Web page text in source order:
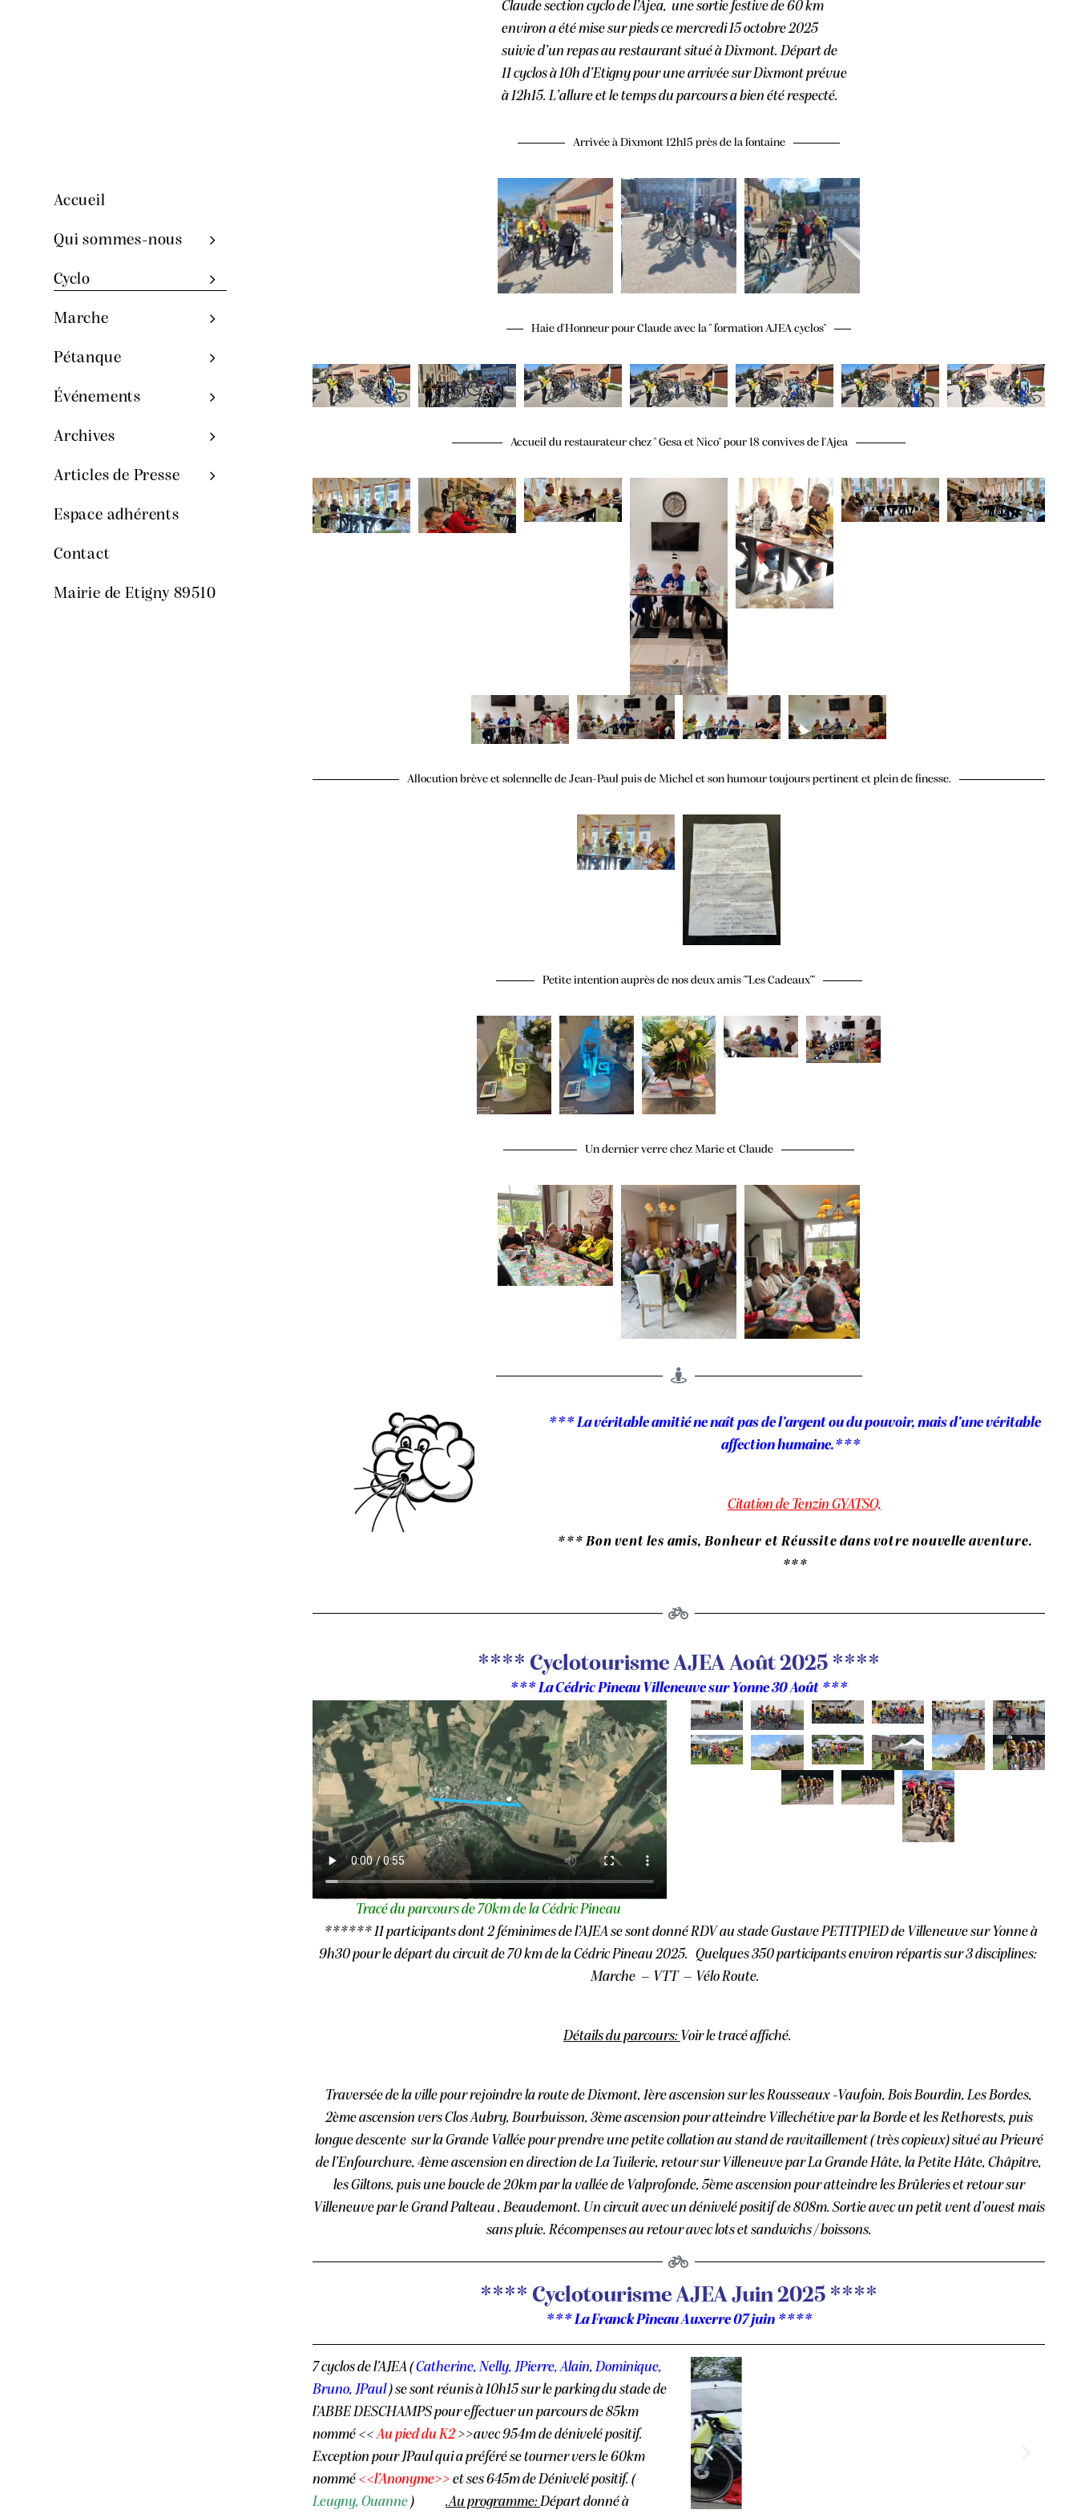
Accueil
Qui sommes-nous
Cyclo
Marche
Pétanque
Événements
Archives
Articles de Presse
Espace adhérents
Contact
Mairie de Etigny 89510
Claude section cyclo de l’Ajea, une sortie festive de 60 km
environ a été mise sur pieds ce mercredi 15 octobre 2025
suivie d’un repas au restaurant situé à Dixmont. Départ de
11 cyclos à 10h d’Etigny pour une arrivée sur Dixmont prévue
à 12h15. L’allure et le temps du parcours a bien été respecté.
Arrivée à Dixmont 12h15 près de la fontaine
Haie d'Honneur pour Claude avec la " formation AJEA cyclos"
Accueil du restaurateur chez " Gesa et Nico" pour 18 convives de l'Ajea
Allocution brève et solennelle de Jean-Paul puis de Michel et son humour toujours pertinent et plein de finesse.
Petite intention auprès de nos deux amis ""Les Cadeaux""
Un dernier verre chez Marie et Claude
*** La véritable amitié ne naît pas de l’argent ou du pouvoir, mais d’une véritable
affection humaine.***
Citation de Tenzin GYATSO,
*** Bon vent les amis, Bonheur et Réussite dans votre nouvelle aventure.
***
**** Cyclotourisme AJEA Août 2025 ****
*** La Cédric Pineau Villeneuve sur Yonne 30 Août ***
Tracé du parcours de 70km de la Cédric Pineau
****** 11 participants dont 2 féminimes de l’AJEA se sont donné RDV au stade Gustave PETITPIED de Villeneuve sur Yonne à
9h30 pour le départ du circuit de 70 km de la Cédric Pineau 2025. Quelques 350 participants environ répartis sur 3 disciplines:
Marche – VTT – Vélo Route.
Détails du parcours: Voir le tracé affiché.
Traversée de la ville pour rejoindre la route de Dixmont, 1ère ascension sur les Rousseaux -Vaufoin, Bois Bourdin, Les Bordes,
2ème ascension vers Clos Aubry, Bourbuisson, 3ème ascension pour atteindre Villechétive par la Borde et les Rethorests, puis
longue descente sur la Grande Vallée pour prendre une petite collation au stand de ravitaillement ( très copieux) situé au Prieuré
de l’Enfourchure, 4ème ascension en direction de La Tuilerie, retour sur Villeneuve par La Grande Hâte, la Petite Hâte, Châpitre,
les Giltons, puis une boucle de 20km par la vallée de Valprofonde, 5ème ascension pour atteindre les Brûleries et retour sur
Villeneuve par le Grand Palteau , Beaudemont. Un circuit avec un dénivelé positif de 808m. Sortie avec un petit vent d’ouest mais
sans pluie. Récompenses au retour avec lots et sandwichs / boissons.
**** Cyclotourisme AJEA Juin 2025 ****
*** La Franck Pineau Auxerre 07 juin ****
7 cyclos de l’AJEA (Catherine, Nelly, JPierre, Alain, Dominique,
Bruno, JPaul) se sont réunis à 10h15 sur le parking du stade de
l’ABBE DESCHAMPS pour effectuer un parcours de 85km
nommé <<Au pied du K2 >>avec 954m de dénivelé positif.
Exception pour JPaul qui a préféré se tourner vers le 60km
nommé <<l’Anonyme>> et ses 645m de Dénivelé positif. (
Leugny, Ouanne ) .Au programme:Départ donné à